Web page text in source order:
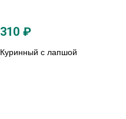
310 ₽
Куринный с лапшой